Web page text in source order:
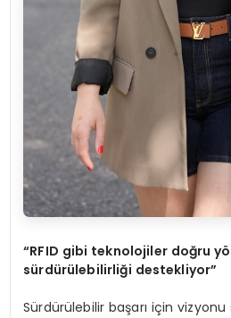
“RFID gibi teknolojiler doğru
sürdürülebilirliği destekliyor”
Sürdürülebilir başarı için